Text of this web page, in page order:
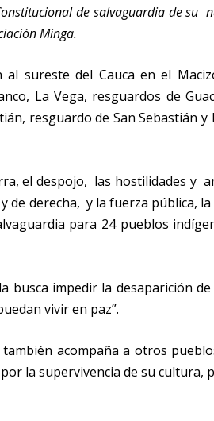
de salvaguardia de su
Minga.
al sureste del Cauca en el
La Vega, resguardos de
resguardo de San Sebastián
el despojo, las hostilidades y
de derecha, y la fuerza pública,
para 24 pueblos
busca impedir la desaparición
vivir en paz”.
acompaña a otros
la supervivencia de su cultura,